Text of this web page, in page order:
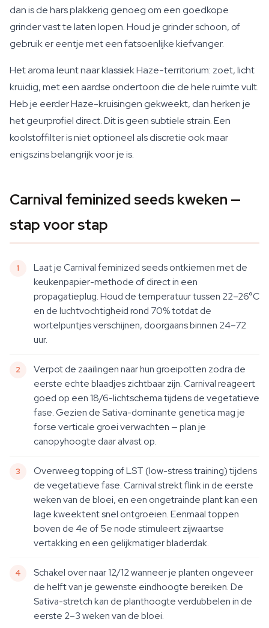
dan is de hars plakkerig genoeg om een goedkope
grinder vast te laten lopen. Houd je grinder schoon, of
gebruik er eentje met een fatsoenlijke kiefvanger.
Het aroma leunt naar klassiek Haze-territorium: zoet, licht
kruidig, met een aardse ondertoon die de hele ruimte vult.
Heb je eerder Haze-kruisingen gekweekt, dan herken je
het geurprofiel direct. Dit is geen subtiele strain. Een
koolstoffilter is niet optioneel als discretie ook maar
enigszins belangrijk voor je is.
Carnival feminized seeds kweken —
stap voor stap
Laat je Carnival feminized seeds ontkiemen met de
keukenpapier-methode of direct in een
propagatieplug. Houd de temperatuur tussen 22–26°C
en de luchtvochtigheid rond 70% totdat de
wortelpuntjes verschijnen, doorgaans binnen 24–72
uur.
Verpot de zaailingen naar hun groeipotten zodra de
eerste echte blaadjes zichtbaar zijn. Carnival reageert
goed op een 18/6-lichtschema tijdens de vegetatieve
fase. Gezien de Sativa-dominante genetica mag je
forse verticale groei verwachten — plan je
canopyhoogte daar alvast op.
Overweeg topping of LST (low-stress training) tijdens
de vegetatieve fase. Carnival strekt flink in de eerste
weken van de bloei, en een ongetrainde plant kan een
lage kweektent snel ontgroeien. Eenmaal toppen
boven de 4e of 5e node stimuleert zijwaartse
vertakking en een gelijkmatiger bladerdak.
Schakel over naar 12/12 wanneer je planten ongeveer
de helft van je gewenste eindhoogte bereiken. De
Sativa-stretch kan de planthoogte verdubbelen in de
eerste 2–3 weken van de bloei.